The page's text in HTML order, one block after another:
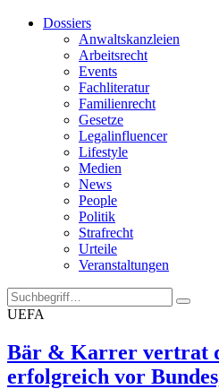
Dossiers
Anwaltskanzleien
Arbeitsrecht
Events
Fachliteratur
Familienrecht
Gesetze
Legalinfluencer
Lifestyle
Medien
News
People
Politik
Strafrecht
Urteile
Veranstaltungen
UEFA
Bär & Karrer vertrat
erfolgreich vor